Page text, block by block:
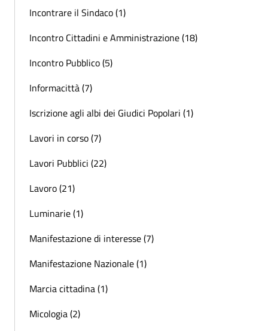
Incontrare il Sindaco (1)
Incontro Cittadini e Amministrazione (18)
Incontro Pubblico (5)
Informacittà (7)
Iscrizione agli albi dei Giudici Popolari (1)
Lavori in corso (7)
Lavori Pubblici (22)
Lavoro (21)
Luminarie (1)
Manifestazione di interesse (7)
Manifestazione Nazionale (1)
Marcia cittadina (1)
Micologia (2)